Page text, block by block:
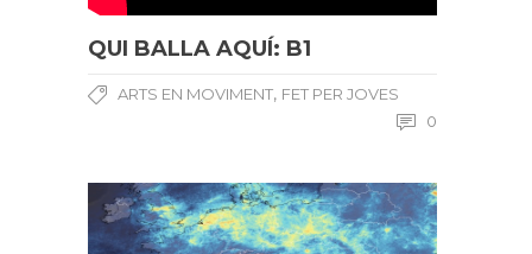
QUI BALLA AQUÍ: B1
ARTS EN MOVIMENT, FET PER JOVES
0